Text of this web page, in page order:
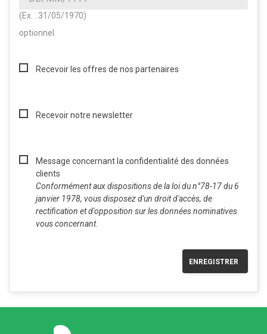
(Ex. : 31/05/1970)
optionnel
Recevoir les offres de nos partenaires
Recevoir notre newsletter
Message concernant la confidentialité des données
clients
Conformément aux dispositions de la loi du n°78-17 du 6
janvier 1978, vous disposez d'un droit d'accès, de
rectification et d'opposition sur les données nominatives
vous concernant.
ENREGISTRER